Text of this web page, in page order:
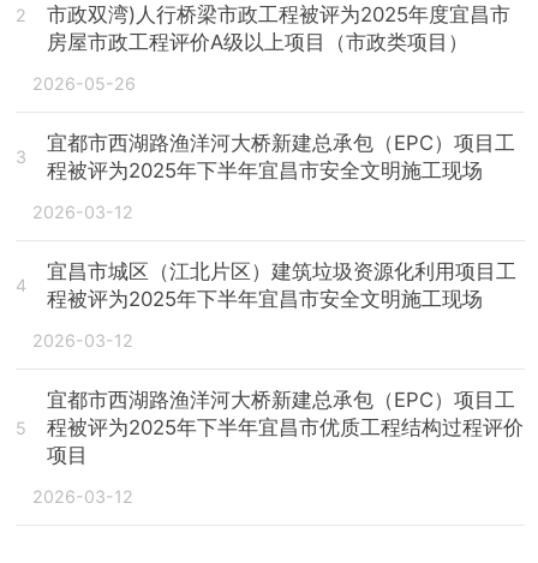
2
市政双湾)人行桥梁市政工程被评为2025年度宜昌市
房屋市政工程评价A级以上项目（市政类项目）
2026-05-26
3
宜都市西湖路渔洋河大桥新建总承包（EPC）项目工
程被评为2025年下半年宜昌市安全文明施工现场
2026-03-12
4
宜昌市城区（江北片区）建筑垃圾资源化利用项目工
程被评为2025年下半年宜昌市安全文明施工现场
2026-03-12
5
宜都市西湖路渔洋河大桥新建总承包（EPC）项目工
程被评为2025年下半年宜昌市优质工程结构过程评价
项目
2026-03-12